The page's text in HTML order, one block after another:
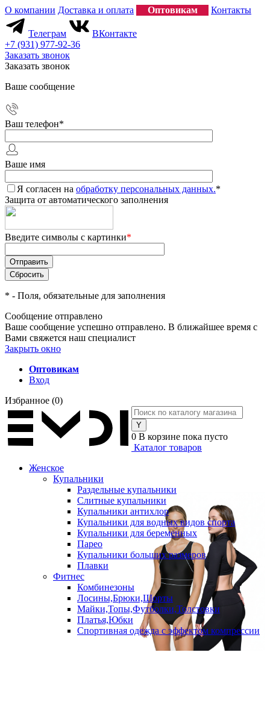
О компании Доставка и оплата Оптовикам Контакты
Телеграм
ВКонтакте
+7 (931) 977-92-36
Заказать звонок
Заказать звонок
Ваше сообщение
Ваш телефон*
Ваше имя
Я согласен на обработку персональных данных.*
Защита от автоматического заполнения
Введите символы с картинки*
* - Поля, обязательные для заполнения
Сообщение отправлено
Ваше сообщение успешно отправлено. В ближайшее время с
Вами свяжется наш специалист
Закрыть окно
Оптовикам
Вход
Избранное (0)
0 В корзине пока пусто
Каталог товаров
Женское
Купальники
Раздельные купальники
Слитные купальники
Купальники антихлор
Купальники для водных видов спорта
Купальники для беременных
Парео
Купальники больших размеров
Плавки
Фитнес
Комбинезоны
Лосины,Брюки,Шорты
Майки,Топы,Футболки,Толстовки
Платья,Юбки
Спортивная одежда с эффектом компрессии